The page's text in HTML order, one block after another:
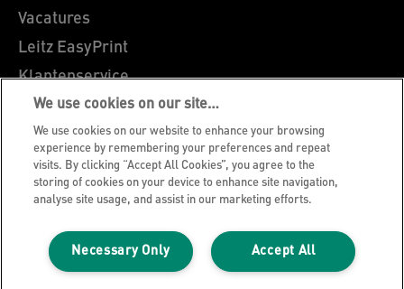
Vacatures
Leitz EasyPrint
Klantenservice
Richtlijnen bij recycling van verpakkingen
Garantievoorwaarden
Conformiteitsverklaringen
Sitemap
©2026 ACCO Brands
We use cookies on our site…
We use cookies on our website to enhance your browsing
experience by remembering your preferences and repeat
visits. By clicking “Accept All Cookies”, you agree to the
storing of cookies on your device to enhance site navigation,
analyse site usage, and assist in our marketing efforts.
Accept All
Necessary Only